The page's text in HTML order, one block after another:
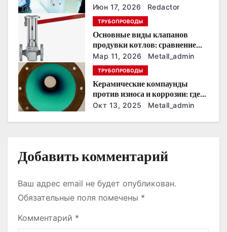
а
п
и
с
я
Июн 17, 2026 Redactor
ТРУБОПРОВОДЫ
Основные виды клапанов
продувки котлов: сравнение
устройств и характеристик
Мар 11, 2026 Metall_admin
ТРУБОПРОВОДЫ
Керамические компаунды
против износа и коррозии: где
они работают эффективнее
Окт 13, 2025 Metall_admin
Добавить комментарий
Ваш адрес email не будет опубликован.
Обязательные поля помечены *
Комментарий *